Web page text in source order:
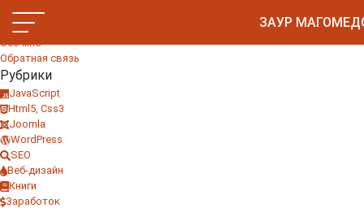
Главное меню
Главная
Обо мне
Обратная связь
Рубрики
JavaScript
Html5, Css3
Joomla
WordPress
SEO
Веб-дизайн
Книги
Заработок
ЗАУР